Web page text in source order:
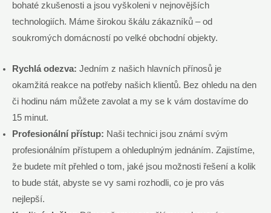
bohaté zkušenosti a jsou vyškoleni v nejnovějších
technologiích. Máme širokou škálu zákazníků – od
soukromých domácností po velké obchodní objekty.
Rychlá odezva: Jedním z našich hlavních přínosů je
okamžitá reakce na potřeby našich klientů. Bez ohledu na den
či hodinu nám můžete zavolat a my se k vám dostavíme do
15 minut.
Profesionální přístup: Naši technici jsou známí svým
profesionálním přístupem a ohleduplným jednáním. Zajistíme,
že budete mít přehled o tom, jaké jsou možnosti řešení a kolik
to bude stát, abyste se vy sami rozhodli, co je pro vás
nejlepší.